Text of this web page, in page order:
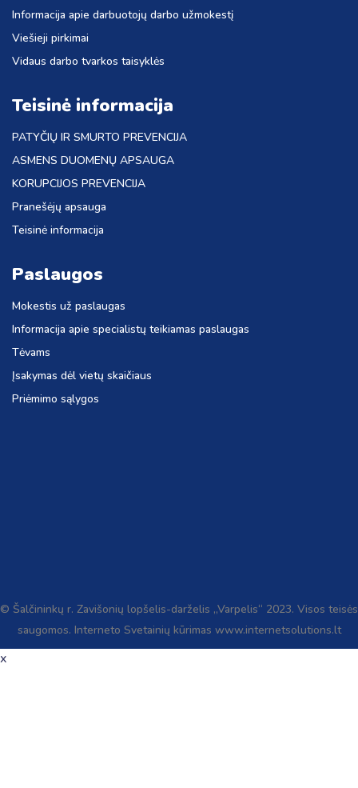
Informacija apie darbuotojų darbo užmokestį
Viešieji pirkimai
Vidaus darbo tvarkos taisyklės
Teisinė informacija
PATYČIŲ IR SMURTO PREVENCIJA
ASMENS DUOMENŲ APSAUGA
KORUPCIJOS PREVENCIJA
Pranešėjų apsauga
Teisinė informacija
Paslaugos
Mokestis už paslaugas
Informacija apie specialistų teikiamas paslaugas
Tėvams
Įsakymas dėl vietų skaičiaus
Priėmimo sąlygos
© Šalčininkų r. Zavišonių lopšelis-darželis „Varpelis“ 2023. Visos teisės
saugomos. Interneto Svetainių kūrimas www.internetsolutions.lt
x